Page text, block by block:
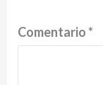
Comentario*